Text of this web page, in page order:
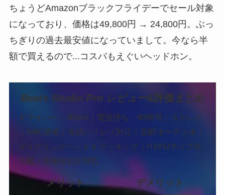
ちょうどAmazonブラックフライデーでセール対象
になっており、価格は49,800円 → 24,800円。ぶっ
ちぎりの過去最安値になっていまして。今なら半
額で買えるので...コスパもえぐいヘッドホン。
Beats Studio Pro レビュー&評価まとめ
ドライバー：40mm｜電池持ち：40時間｜ロスレス
｜ANC搭載｜有線ハイレゾ対応｜空間オーディオ｜
ダイナミックヘッドトラッキング｜H1/H2チップ非
搭載｜装着検知非対応
メリット デメリット